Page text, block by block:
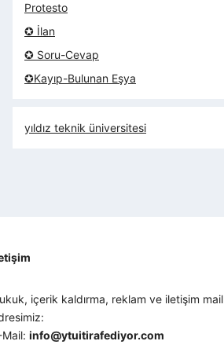
Protesto
✪ İlan
✪ Soru-Cevap
✪Kayıp-Bulunan Eşya
yıldız teknik üniversitesi
içerik kaldırma, reklam ve iletişim mail
Mail:info@ytuitirafediyor.com